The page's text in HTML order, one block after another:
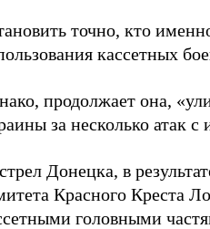
точно, кто
кассетных
продолжает она,
за несколько атак
Донецка, в
Красного Креста
головными